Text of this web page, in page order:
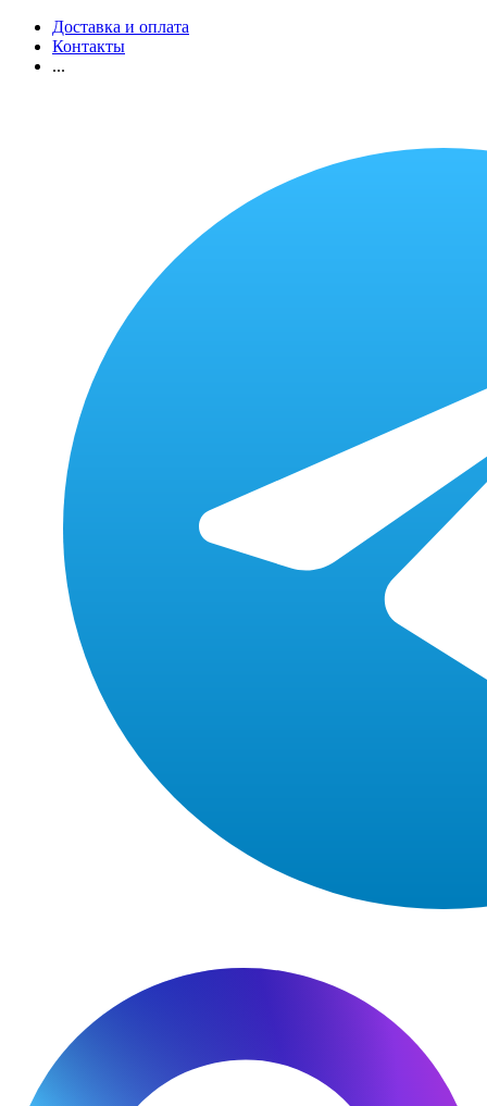
Доставка и оплата
Контакты
...